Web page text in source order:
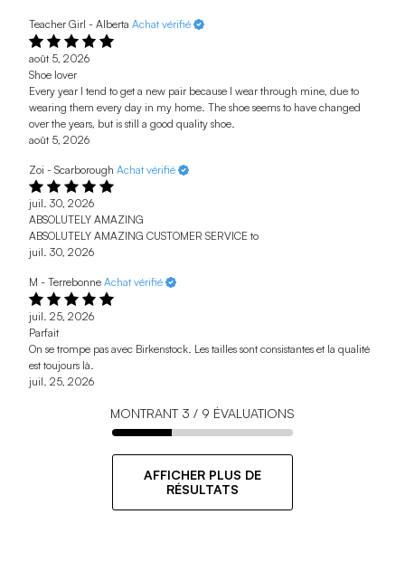
Teacher Girl - Alberta Achat vérifié
août 5, 2026
Shoe lover
Every year I tend to get a new pair because I wear through mine, due to
wearing them every day in my home. The shoe seems to have changed
over the years, but is still a good quality shoe.
août 5, 2026
Zoi - Scarborough Achat vérifié
juil. 30, 2026
ABSOLUTELY AMAZING
ABSOLUTELY AMAZING CUSTOMER SERVICE to
juil. 30, 2026
M - Terrebonne Achat vérifié
juil. 25, 2026
Parfait
On se trompe pas avec Birkenstock. Les tailles sont consistantes et la qualité
est toujours là.
juil. 25, 2026
MONTRANT 3 / 9 ÉVALUATIONS
AFFICHER PLUS DE
RÉSULTATS